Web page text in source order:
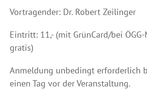
Vortragender: Dr. Robert Zeilinger
Eintritt: 11,- (mit GrünCard/bei
gratis)
Anmeldung unbedingt erforderlich
einen Tag vor der Veranstaltung.